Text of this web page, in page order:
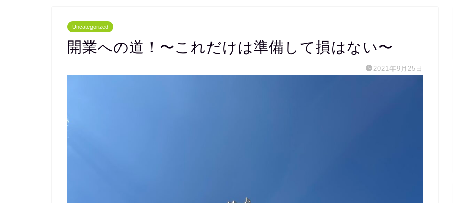
Uncategorized
開業への道！〜これだけは準備して損はない〜
2021年9月25日